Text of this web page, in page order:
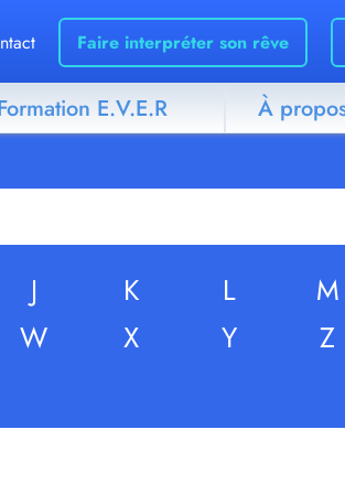
Faire interpréter son rêve
E.V.E.R À
J K L
M
W X Y Z